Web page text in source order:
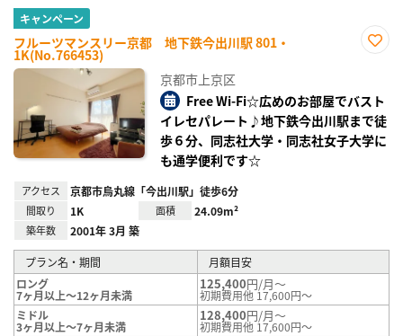
キャンペーン
フルーツマンスリー京都 地下鉄今出川駅 801・
1K(No.766453)
録
京都市上京区
Free Wi-Fi☆広めのお部屋でバスト
イレセパレート♪地下鉄今出川駅まで徒
歩６分、同志社大学・同志社女子大学に
も通学便利です☆
アクセス 京都市烏丸線「今出川駅」徒歩6分
間取り 1K 面積 24.09m²
築年数 2001年 3月 築
プラン名・期間
月額目安
ロング
7ヶ月以上～12ヶ月未満
125,400円/月～
初期費用他 17,600円～
ミドル
3ヶ月以上～7ヶ月未満
128,400円/月～
初期費用他 17,600円～